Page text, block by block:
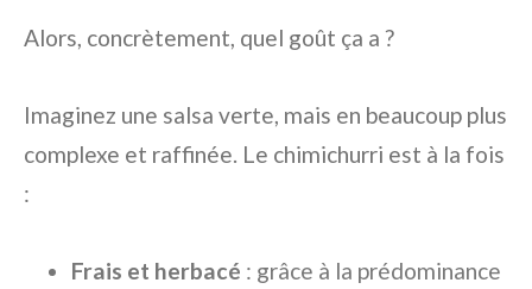
Alors, concrètement, quel goût ça a ?
Imaginez une salsa verte, mais en beaucoup plus
complexe et raffinée. Le chimichurri est à la fois
:
Frais et herbacé : grâce à la prédominance